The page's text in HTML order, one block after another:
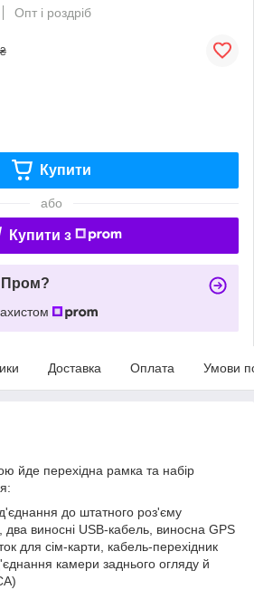
Опт і роздріб
Купити
або
Купити з
Пром?
Доставка Оплата Умови
йде перехідна рамка та набір
до штатного роз'єму
два виносні USB-кабель, виносна GPS
для сім-карти, кабель-перехідник
камери заднього огляду й